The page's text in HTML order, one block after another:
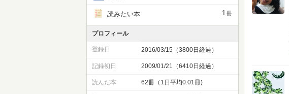
読みたい本 1冊
プロフィール
登録日 2016/03/15（3800日経過）
記録初日 2009/01/21（6410日経過）
読んだ本 62冊（1日平均0.01冊)